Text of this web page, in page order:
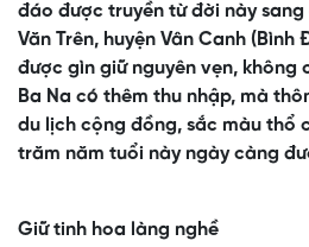
đáo được truyền từ đời này sang
Văn Trên, huyện Vân Canh
được gìn giữ nguyên vẹn, không
Ba Na có thêm thu nhập, mà
du lịch cộng đồng, sắc màu thổ
trăm năm tuổi này ngày càng
Giữ tinh hoa làng nghề